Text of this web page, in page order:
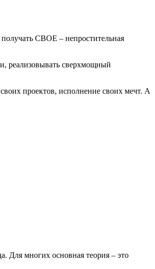
СВОЕ – непростительная
реализовывать сверхмощный
проектов, исполнение своих мечт. А
Для многих основная теория – это